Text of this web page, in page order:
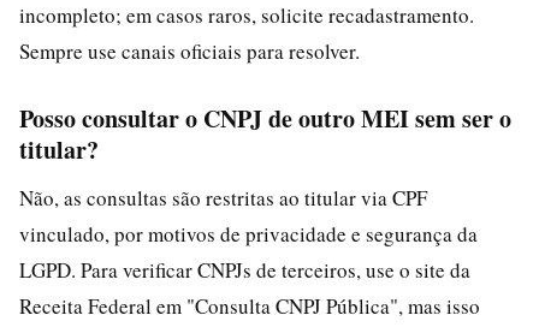
incompleto; em casos raros, solicite recadastramento.
Sempre use canais oficiais para resolver.
Posso consultar o CNPJ de outro MEI sem ser o
titular?
Não, as consultas são restritas ao titular via CPF
vinculado, por motivos de privacidade e segurança da
LGPD. Para verificar CNPJs de terceiros, use o site da
Receita Federal em "Consulta CNPJ Pública", mas isso